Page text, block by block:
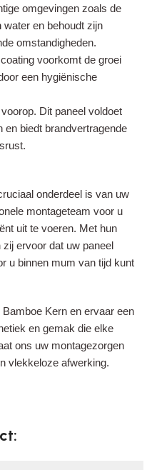
omgevingen zoals de
water en behoudt zijn
omstandigheden.
voorkomt de groei
een hygiënische
Dit paneel voldoet
en biedt brandvertragende
onderdeel is van uw
montageteam voor u
uit te voeren. Met hun
ervoor dat uw paneel
u binnen mum van tijd kunt
Kern en ervaar een
en gemak die elke
ons uw montagezorgen
vlekkeloze afwerking.